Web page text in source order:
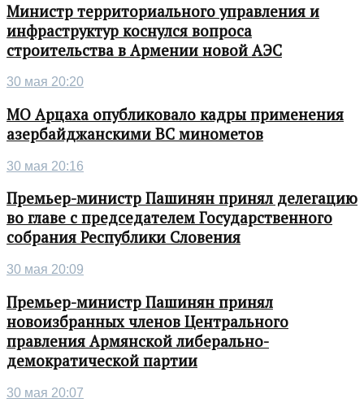
Министр территориального управления и
инфраструктур коснулся вопроса
строительства в Армении новой АЭС
30 мая 20:20
МО Арцаха опубликовало кадры применения
азербайджанскими ВС минометов
30 мая 20:16
Премьер-министр Пашинян принял делегацию
во главе с председателем Государственного
собрания Республики Словения
30 мая 20:09
Премьер-министр Пашинян принял
новоизбранных членов Центрального
правления Армянской либерально-
демократической партии
30 мая 20:07